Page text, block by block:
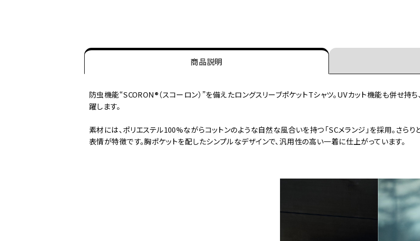
商品説明
防虫機能“SCORON®（スコーロン）”を備えたロングスリーブポケットTシャツ。UVカット機能も併せ持
躍します。
素材には、ポリエステル100%ながらコットンのような自然な風合いを持つ「SCメランジ」を採用。さら
表情が特徴です。胸ポケットを配したシンプルなデザインで、汎用性の高い一着に仕上がっています。